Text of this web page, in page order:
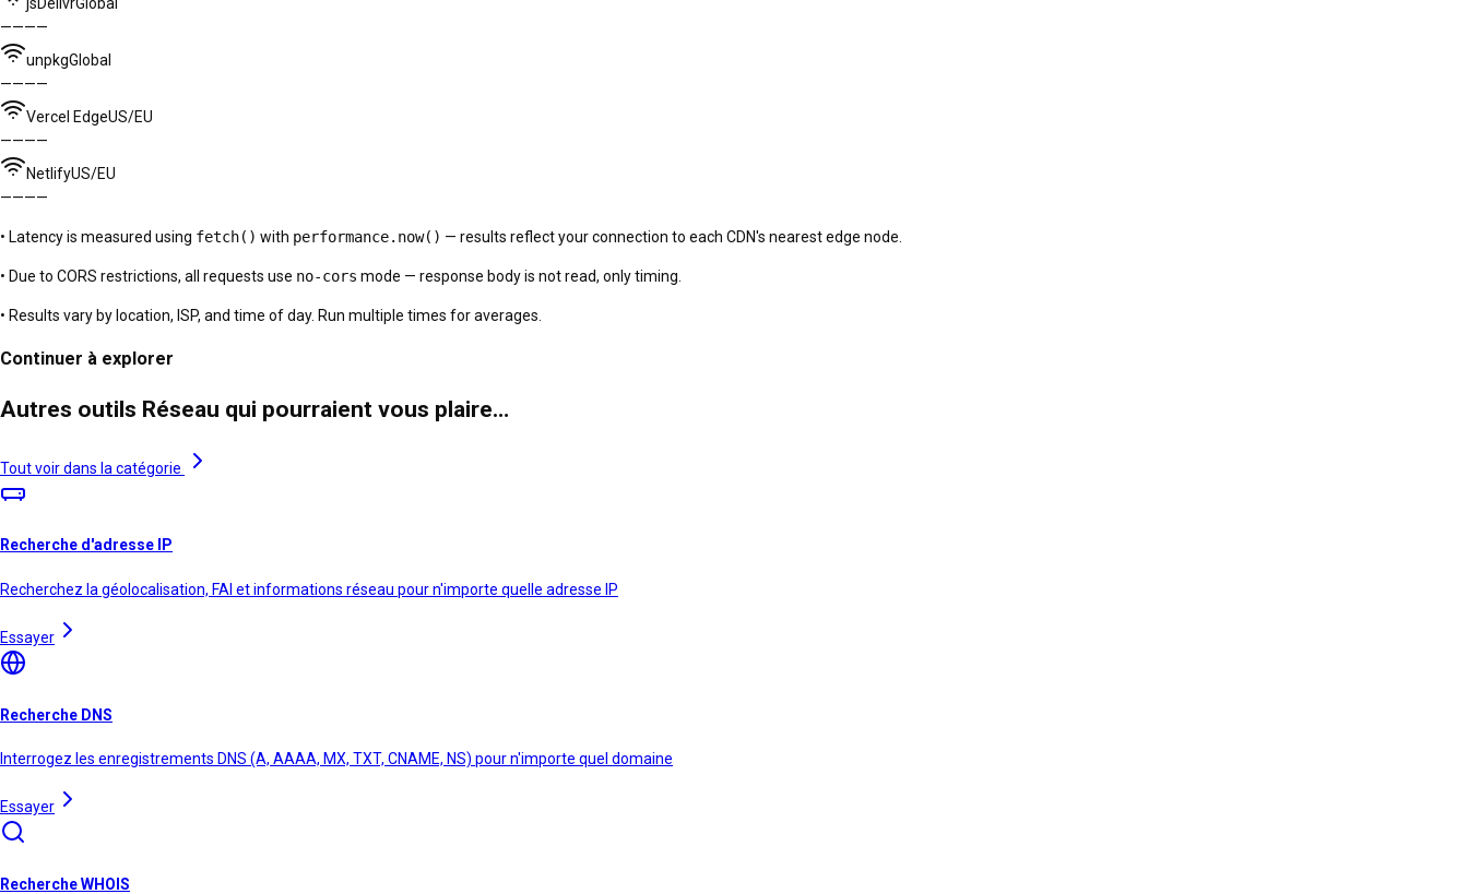
————
unpkgGlobal
————
Vercel EdgeUS/EU
————
NetlifyUS/EU
————
• Latency is measured using fetch() with performance.now() — results reflect your connection to each CDN's nearest edge node.
• Due to CORS restrictions, all requests use no-cors mode — response body is not read, only timing.
• Results vary by location, ISP, and time of day. Run multiple times for averages.
Continuer à explorer
Autres outils Réseau qui pourraient vous plaire…
Tout voir dans la catégorie
Recherche d'adresse IP
Recherchez la géolocalisation, FAI et informations réseau pour n'importe quelle adresse IP
Essayer
Recherche DNS
Interrogez les enregistrements DNS (A, AAAA, MX, TXT, CNAME, NS) pour n'importe quel domaine
Essayer
Recherche WHOIS